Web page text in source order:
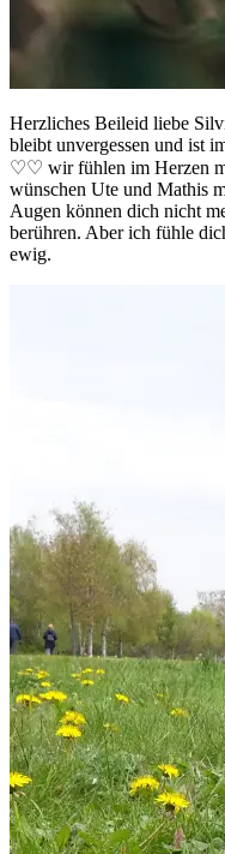
Herzliches Beileid liebe
bleibt unvergessen und ist
♡♡ wir fühlen im Herzen
wünschen Ute und Mathis
Augen können dich nicht
berühren. Aber ich fühle
ewig.